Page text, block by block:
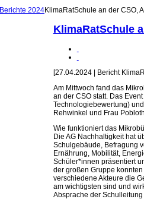
Berichte 2024KlimaRatSchule an der CSO,
KlimaRatSchule
[27.04.2024 | Bericht
Am Mittwoch fand das
an der CSO statt. Das
Technologiebewertung)
Rehwinkel und Frau
Wie funktioniert das
Die AG Nachhaltigkeit hat
Schulgebäude, Befragung
Ernährung, Mobilität,
Schüler*innen präsentiert
der großen Gruppe
verschiedene Akteure die
am wichtigsten sind und
Absprache der